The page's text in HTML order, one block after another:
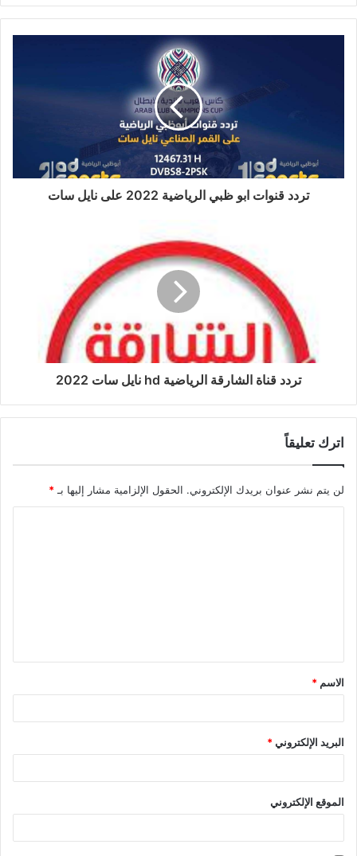
تردد قنوات ابو ظبي الرياضية 2022 على نايل سات
تردد قناة الشارقة الرياضية hd نايل سات 2022
اترك تعليقاً
لن يتم نشر عنوان بريدك الإلكتروني. الحقول الإلزامية مشار إليها بـ *
الاسم *
البريد الإلكتروني*
الموقع الإلكتروني